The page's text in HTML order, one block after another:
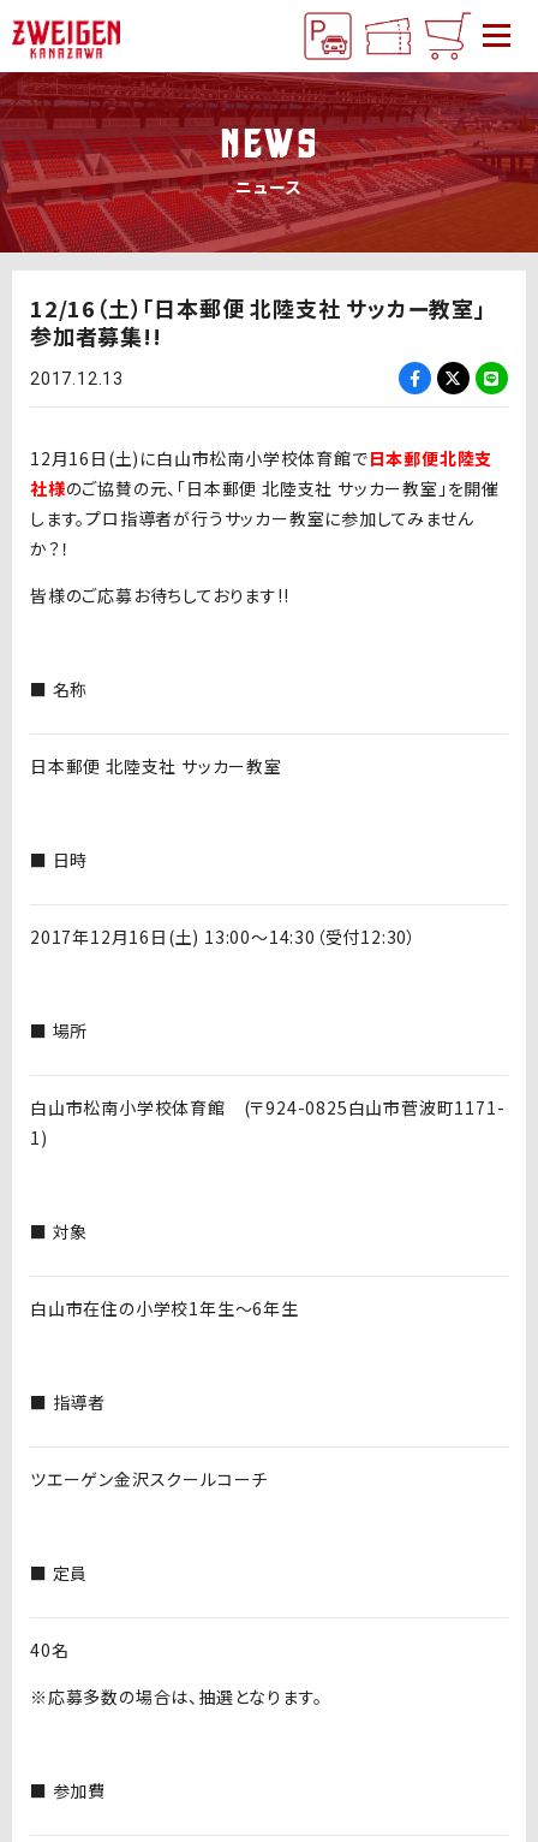
NEWS
ニュース
12/16（土）「日本郵便 北陸支社 サッカー教室」
参加者募集!!
2017.12.13
12月16日(土)に白山市松南小学校体育館で日本郵便北陸支
社様のご協賛の元、「日本郵便 北陸支社 サッカー教室」を開催
します。プロ指導者が行うサッカー教室に参加してみません
か？！
皆様のご応募お待ちしております!!
■ 名称
日本郵便 北陸支社 サッカー教室
■ 日時
2017年12月16日(土) 13:00〜14:30（受付12:30）
■ 場所
白山市松南小学校体育館 (〒924-0825白山市菅波町1171-
1)
■ 対象
白山市在住の小学校1年生〜6年生
■ 指導者
ツエーゲン金沢スクールコーチ
■ 定員
40名
※応募多数の場合は、抽選となります。
■ 参加費